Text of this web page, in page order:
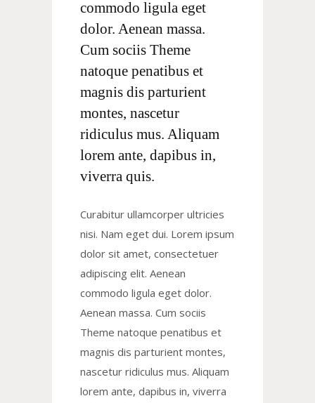
commodo ligula eget
dolor. Aenean massa.
Cum sociis Theme
natoque penatibus et
magnis dis parturient
montes, nascetur
ridiculus mus. Aliquam
lorem ante, dapibus in,
viverra quis.
Curabitur ullamcorper ultricies
nisi. Nam eget dui. Lorem ipsum
dolor sit amet, consectetuer
adipiscing elit. Aenean
commodo ligula eget dolor.
Aenean massa. Cum sociis
Theme natoque penatibus et
magnis dis parturient montes,
nascetur ridiculus mus. Aliquam
lorem ante, dapibus in, viverra